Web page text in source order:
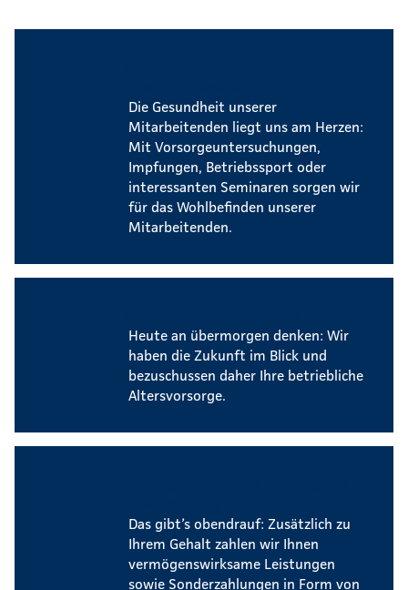
Die Gesundheit unserer
Mitarbeitenden liegt uns am Herzen:
Mit Vorsorgeuntersuchungen,
Impfungen, Betriebssport oder
interessanten Seminaren sorgen wir
für das Wohlbefinden unserer
Mitarbeitenden.
Heute an übermorgen denken: Wir
haben die Zukunft im Blick und
bezuschussen daher Ihre betriebliche
Altersvorsorge.
Das gibt’s obendrauf: Zusätzlich zu
Ihrem Gehalt zahlen wir Ihnen
vermögenswirksame Leistungen
sowie Sonderzahlungen in Form von